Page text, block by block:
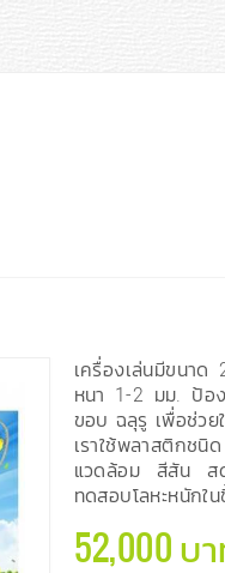
เครื่องเล่นมีขนา
หนา 1-2 มม. ป้อ
ขอบ ฉลุรู เพื่อช่วย
เราใช้พลาสติก
แวดล้อม สีสัน ส
ทดสอบโลหะหนักใ
52,000 บ